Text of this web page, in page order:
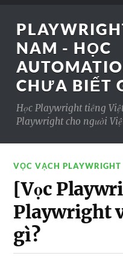
NAM - HỌC
CHƯA BIẾT
Học Playwright tiếng
Playwright cho người
VỌC VẠCH PLAYWRIGHT
[Vọc
Playwright
gì?